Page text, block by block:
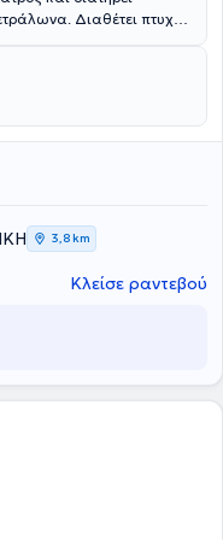
Διαθέτει πτυχίο
Οφθαλμολογία, στο
Έχει εργαστεί ως
παρακολουθεί πλήθος
και είναι μέλος
3,8 km
Κλείσε ραντεβού